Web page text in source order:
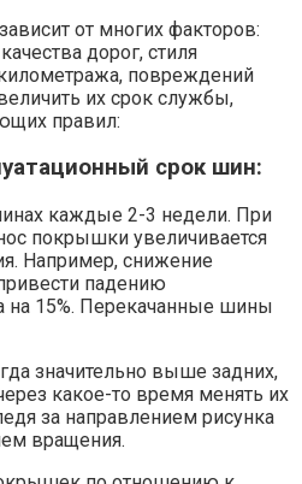
от многих факторов:
дорог, стиля
повреждений
их срок службы,
правил:
срок шин:
каждые 2-3 недели. При
покрышки увеличивается
Например, снижение
падению
на 15%. Перекачанные шины
значительно выше задних,
какое-то время менять их
за направлением рисунка
вращения.